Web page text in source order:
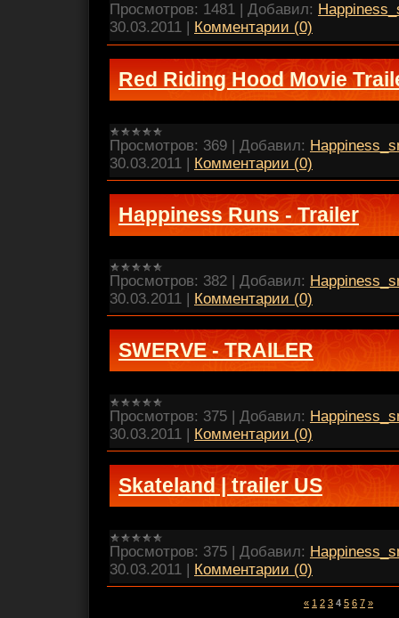
Просмотров: 1481 Добавил:
30.03.2011
Комментарии (0)
Red Riding Hood Movie
Просмотров: 369 | Добавил:
30.03.2011 | Комментарии (0)
Happiness Runs - Trailer
Просмотров: 382 | Добавил:
30.03.2011 | Комментарии (0)
SWERVE - TRAILER
Просмотров: 375 | Добавил:
30.03.2011 | Комментарии (0)
Skateland | trailer US
Просмотров: 375 | Добавил:
30.03.2011 | Комментарии (0)
« 1 2 3 4 5 6 7 »